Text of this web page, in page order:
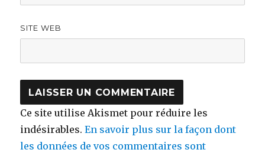
SITE WEB
Ce site utilise Akismet pour réduire les
indésirables.En savoir plus sur la façon dont
les données de vos commentaires sont